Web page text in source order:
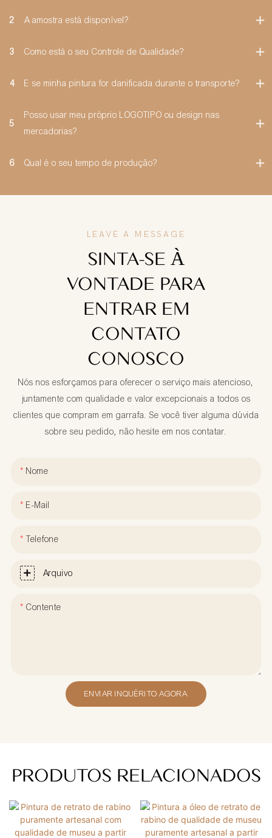
2 A amostra está disponível?
3 Como está o seu Controle de Qualidade?
4 E se minha pintura for danificada durante o transporte?
5
Posso usar meu próprio LOGOTIPO ou design nas
mercadorias?
6 Qual é o seu tempo de produção?
LEAVE A MESSAGE
SINTA-SE À
VONTADE PARA
ENTRAR EM
CONTATO
CONOSCO
Nós nos esforçamos para oferecer o serviço mais atencioso,
juntamente com qualidade e valor excepcionais a todos os
clientes que compram em garrafa. Se você tiver alguma dúvida
sobre seu pedido, não hesite em nos contatar.
Nome
E-Mail
Telefone
Arquivo
Contente
ENVIAR INQUÉRITO AGORA
PRODUTOS RELACIONADOS